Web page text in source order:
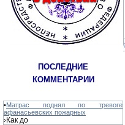
ПОСЛЕДНИЕ
КОММЕНТАРИИ
•Матрас поднял по тревоге
афанасьевских пожарных
›Как до